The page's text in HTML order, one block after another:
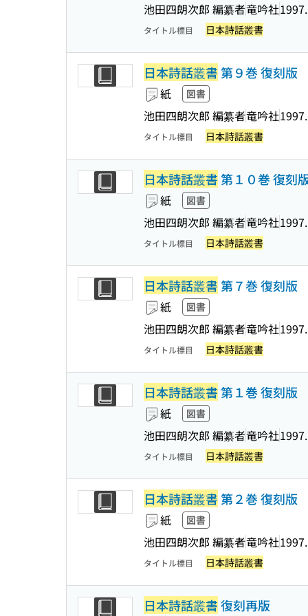
池田四朗次郎 編纂者竜吟社
タイトル標目 日本詩話叢書
日本詩話叢書第９巻 復刻版
紙 図書
池田四朗次郎 編纂者竜吟社
タイトル標目 日本詩話叢書
日本詩話叢書第１０巻 復刻
紙 図書
池田四朗次郎 編纂者竜吟社
タイトル標目 日本詩話叢書
日本詩話叢書第７巻 復刻版
紙 図書
池田四朗次郎 編纂者竜吟社
タイトル標目 日本詩話叢書
日本詩話叢書第１巻 復刻版
紙 図書
池田四朗次郎 編纂者竜吟社
タイトル標目 日本詩話叢書
日本詩話叢書第２巻 復刻版
紙 図書
池田四朗次郎 編纂者竜吟社
タイトル標目 日本詩話叢書
日本詩話叢書復刻再版